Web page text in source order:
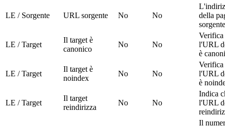
LE / Sorgente URL sorgente No No
della
sorgente
LE / Target
Il target è
canonico
No No
Verifica
l'URL
è
LE / Target
Il target è
noindex
No No
Verifica
l'URL
è
LE / Target
Il target
reindirizza
No No
Indica
l'URL
Il